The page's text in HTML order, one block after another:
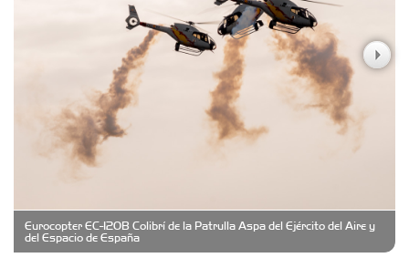
Casa Berta
Clima Castelar
CONSERVAS YAMASIRO
Cubanico´s - Cubanitos Rellenos!
Eurocopter EC-120B Colibrí de la Patrulla Aspa del Ejército del Aire y
del Espacio de España